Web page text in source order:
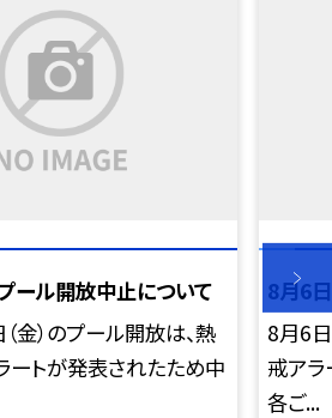
ール開放中止について
金）のプール開放は、熱
ートが発表されたため中
8月6
8月6
戒アラ
各ご...